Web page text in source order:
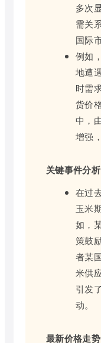
多次
需关
国际
例如
地遭
时需
货价
中，
增强
关键事件分析
在过
玉米
如，
策鼓
者某
米供
引发
动。
最新价格走势